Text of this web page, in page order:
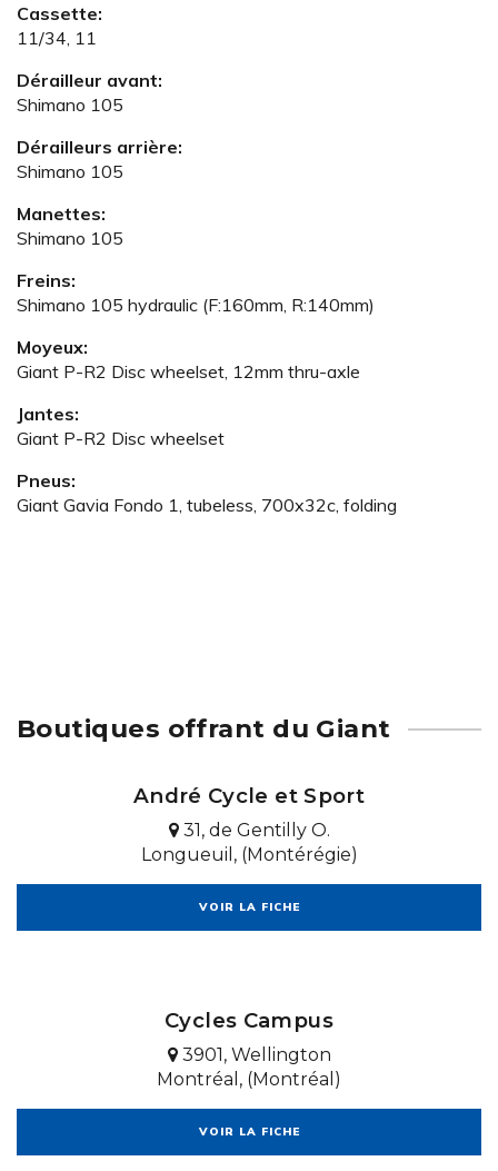
Cassette:
11/34, 11
Dérailleur avant:
Shimano 105
Dérailleurs arrière:
Shimano 105
Manettes:
Shimano 105
Freins:
Shimano 105 hydraulic (F:160mm, R:140mm)
Moyeux:
Giant P-R2 Disc wheelset, 12mm thru-axle
Jantes:
Giant P-R2 Disc wheelset
Pneus:
Giant Gavia Fondo 1, tubeless, 700x32c, folding
Boutiques offrant du Giant
André Cycle et Sport
31, de Gentilly O.
Longueuil, (Montérégie)
VOIR LA FICHE
Cycles Campus
3901, Wellington
Montréal, (Montréal)
VOIR LA FICHE